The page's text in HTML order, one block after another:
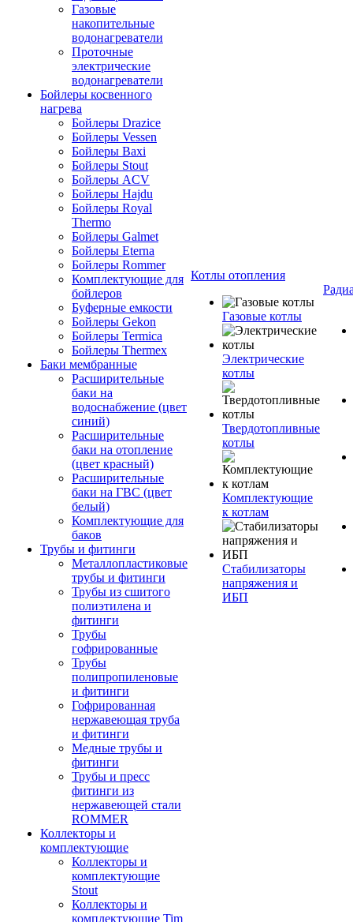
Газовые
накопительные
водонагреватели
Проточные
электрические
водонагреватели
Бойлеры косвенного
нагрева
Бойлеры Drazice
Бойлеры Vessen
Бойлеры Baxi
Бойлеры Stout
Бойлеры ACV
Бойлеры Hajdu
Бойлеры Royal
Thermo
Бойлеры Galmet
Бойлеры Eterna
Бойлеры Rommer
Комплектующие для
бойлеров
Буферные емкости
Бойлеры Gekon
Бойлеры Termica
Бойлеры Thermex
Баки мембранные
Расширительные
баки на
водоснабжение (цвет
синий)
Расширительные
баки на отопление
(цвет красный)
Расширительные
баки на ГВС (цвет
белый)
Комплектующие для
баков
Трубы и фитинги
Металлопластиковые
трубы и фитинги
Трубы из сшитого
полиэтилена и
фитинги
Трубы
гофрированные
Трубы
полипропиленовые
и фитинги
Гофрированная
нержавеющая труба
и фитинги
Медные трубы и
фитинги
Трубы и пресс
фитинги из
нержавеющей стали
ROMMER
Коллекторы и
комплектующие
Коллекторы и
комплектующие
Stout
Коллекторы и
комплектующие Tim
Котлы отопления
Газовые котлы
Электрические
котлы
Твердотопливные
котлы
Комплектующие
к котлам
Стабилизаторы
напряжения и
ИБП